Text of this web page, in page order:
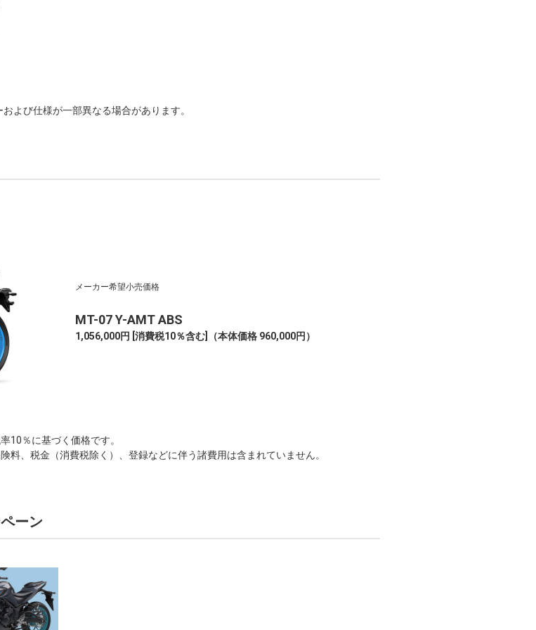
よび仕様が一部異なる場合があります。
メーカー希望小売価格
MT-07 Y-AMT ABS
1,056,000円 [消費税10％含む] （本体価格 960,000円）
10％に基づく価格です。
料、税金（消費税除く）、登録などに伴う諸費用は含まれていません。
ーン